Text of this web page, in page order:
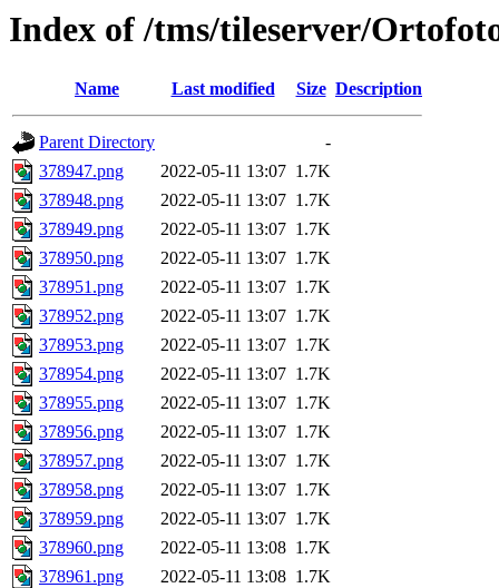
Index of /tms/tileserver/
Name Last modified Size Description
Parent Directory
-
378947.png
2022-05-11 13:07 1.7K
378948.png
2022-05-11 13:07 1.7K
378949.png
2022-05-11 13:07 1.7K
378950.png
2022-05-11 13:07 1.7K
378951.png
2022-05-11 13:07 1.7K
378952.png
2022-05-11 13:07 1.7K
378953.png
2022-05-11 13:07 1.7K
378954.png
2022-05-11 13:07 1.7K
378955.png
2022-05-11 13:07 1.7K
378956.png
2022-05-11 13:07 1.7K
378957.png
2022-05-11 13:07 1.7K
378958.png
2022-05-11 13:07 1.7K
378959.png
2022-05-11 13:07 1.7K
378960.png
2022-05-11 13:08 1.7K
378961.png
2022-05-11 13:08 1.7K